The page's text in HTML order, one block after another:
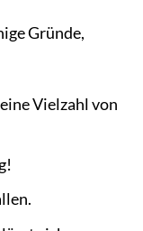
Gründe,
Vielzahl von